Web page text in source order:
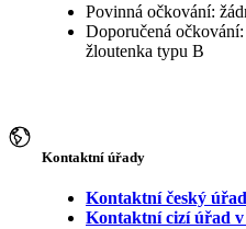
Povinná očkování:
Doporučená
žloutenka typu B
Kontaktní úřady
Kontaktní český
Kontaktní cizí úřad